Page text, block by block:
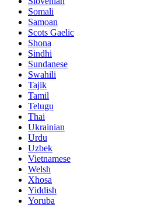
Somali
Samoan
Scots Gaelic
Shona
Sindhi
Sundanese
Swahili
Tajik
Tamil
Telugu
Thai
Ukrainian
Urdu
Uzbek
Vietnamese
Welsh
Xhosa
Yiddish
Yoruba